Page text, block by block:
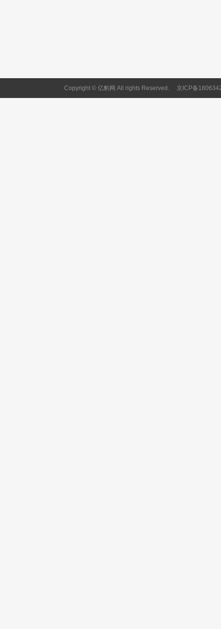
Copyright © 亿豹网 All rights Reserved. 京ICP备